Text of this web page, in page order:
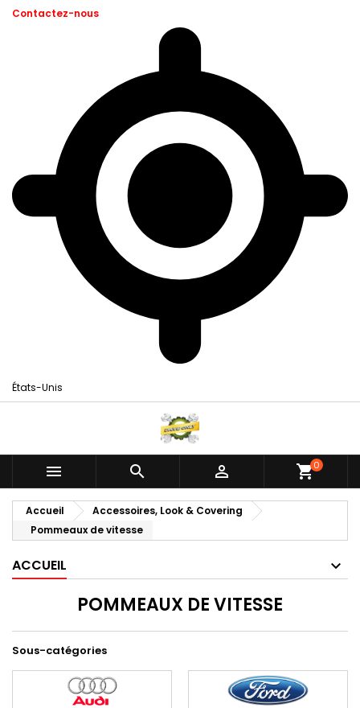
Contactez-nous
États-Unis
   shopping_cart0
Accueil
Accessoires, Look & Covering
Pommeaux de vitesse
ACCUEIL
POMMEAUX DE VITESSE
Sous-catégories